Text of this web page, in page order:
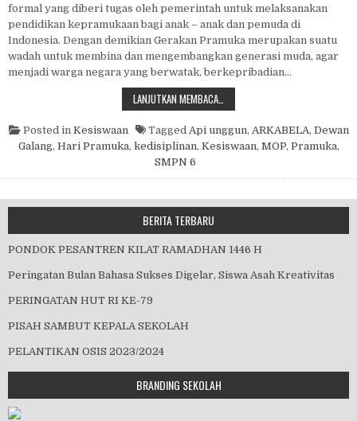
formal yang diberi tugas oleh pemerintah untuk melaksanakan
pendidikan kepramukaan bagi anak – anak dan pemuda di
Indonesia. Dengan demikian Gerakan Pramuka merupakan suatu
wadah untuk membina dan mengembangkan generasi muda, agar
menjadi warga negara yang berwatak, berkepribadian…
LANJUTKAN MEMBACA…
Posted in Kesiswaan Tagged Api unggun, ARKABELA, Dewan
Galang, Hari Pramuka, kedisiplinan, Kesiswaan, MOP, Pramuka,
SMPN 6
BERITA TERBARU
PONDOK PESANTREN KILAT RAMADHAN 1446 H
Peringatan Bulan Bahasa Sukses Digelar, Siswa Asah Kreativitas
PERINGATAN HUT RI KE-79
PISAH SAMBUT KEPALA SEKOLAH
PELANTIKAN OSIS 2023/2024
BRANDING SEKOLAH